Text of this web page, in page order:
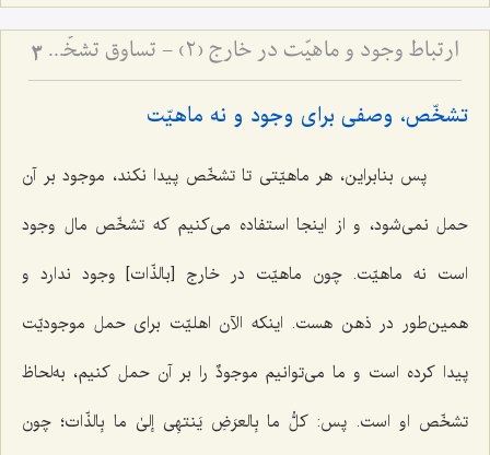
ارتباط وجود و ماهیّت در خارج (2) - تساوق تشخّص و شیئیّت با وجود 3
تشخّص، وصفی برای وجود و نه ماهیّت
پس بنابراین، هر ماهیّتی تا تشخّص پیدا نکند، موجود بر آن
حمل نمی‌شود، و از اینجا استفاده می‌کنیم که تشخّص مال وجود
است نه ماهیّت. چون ماهیّت در خارج [بالذّات] وجود ندارد و
همین‌طور در ذهن هست. اینکه الآن اهلیّت برای حمل موجودیّت
پیدا کرده است و ما می‌توانیم موجودٌ را بر آن حمل کنیم، به‌لحاظ
تشخّص او است. پس: کلُّ ما بِالعرَضِ یَنتهِی إلیٰ ما بِالذّات؛ چون